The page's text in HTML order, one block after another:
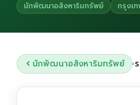
นักพัฒนาอสังหาริมทรัพย์ กรุงเ
นักพัฒนาอสังหาริมทรัพย์ ›